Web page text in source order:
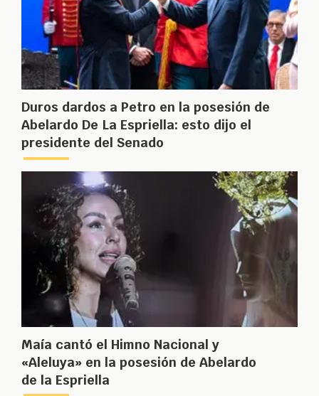
Duros dardos a Petro en la posesión de
Abelardo De La Espriella: esto dijo el
presidente del Senado
Maía cantó el Himno Nacional y
«Aleluya» en la posesión de Abelardo
de la Espriella